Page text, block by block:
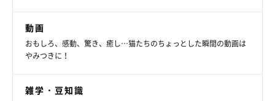
「モフくんに出会えて本当によかった」
動画
おもしろ、感動、驚き、癒し…猫たちのちょっとした瞬間の動画は
やみつきに！
雑学・豆知識